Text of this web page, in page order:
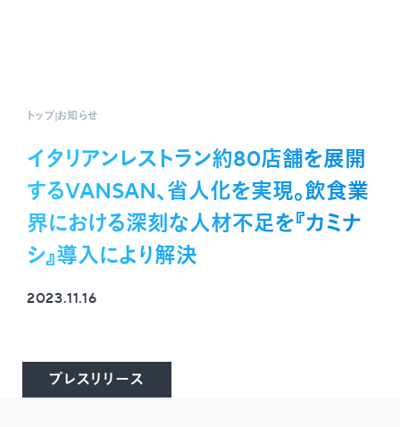
トップお知らせ
イタリアンレストラン約80店舗を展開
するVANSAN、省人化を実現。飲食業
界における深刻な人材不足を『カミナ
シ』導入により解決
2023.11.16
プレスリリース